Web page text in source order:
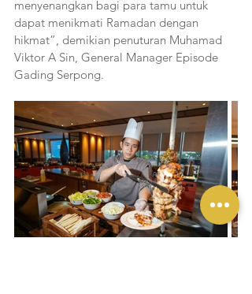
menyenangkan bagi para tamu untuk
dapat menikmati Ramadan dengan
hikmat”, demikian penuturan Muhamad
Viktor A Sin, General Manager Episode
Gading Serpong.